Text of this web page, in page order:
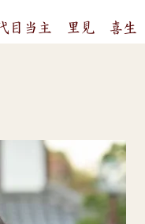
目当主 里見 喜生